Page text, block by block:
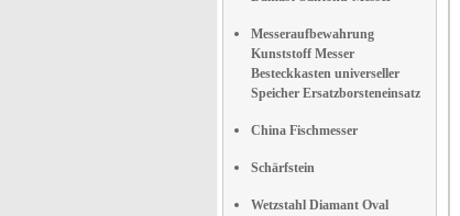
Messeraufbewahrung
Kunststoff Messer
Besteckkasten universeller
Speicher Ersatzborsteneinsatz
China Fischmesser
Schärfstein
Wetzstahl Diamant Oval